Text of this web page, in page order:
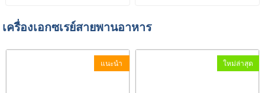
เครื่องเอกซเรย์สายพานอาหาร
แนะนำ ใหม่ล่าสุด